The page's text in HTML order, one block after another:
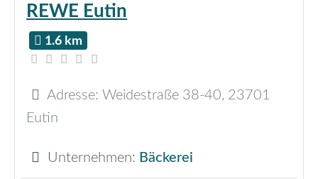
REWE Eutin
1.6 km
Adresse: Weidestraße 38-40, 23701
Eutin
Unternehmen: Bäckerei